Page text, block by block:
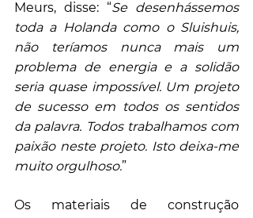
Meurs, disse: “Se desenhássemos
toda a Holanda como o Sluishuis,
não teríamos nunca mais um
problema de energia e a solidão
seria quase impossível. Um projeto
de sucesso em todos os sentidos
da palavra. Todos trabalhamos com
paixão neste projeto. Isto deixa-me
muito orgulhoso.”
Os materiais de construção